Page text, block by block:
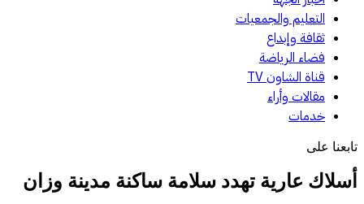
التعليم والجمعيات
ثقافة وإبداع
فضاء الرياضة
قناة الشاون TV
مقالات وأراء
خدمات
تابعنا على
أسلاك عارية تهدد سلامة ساكنة مدينة وزان